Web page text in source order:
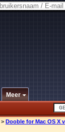
Meer
> Dooble for Mac OS X